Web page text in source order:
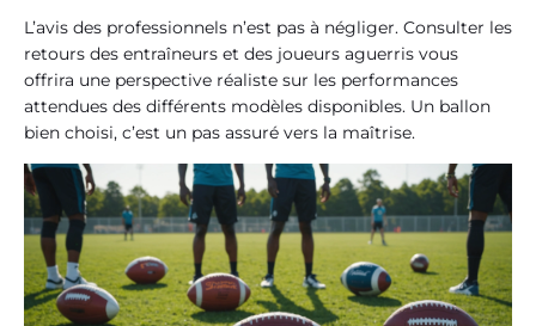
L’avis des professionnels n’est pas à négliger. Consulter les
retours des entraîneurs et des joueurs aguerris vous
offrira une perspective réaliste sur les performances
attendues des différents modèles disponibles. Un ballon
bien choisi, c’est un pas assuré vers la maîtrise.